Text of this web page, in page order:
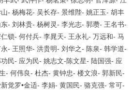
- 杨梅花- 吴长存- 景维陛- 姚正玉- 胡丰
- 刘林贵- 杨树灵- 李光志- 郭瓒- 王名书-
锁- 何付兵- 李晁天- 王永礼- 万远和- 马
- 王照华- 洪贵明- 刘华之- 陈泉- 韩学道-
民- 应为民- 姚志文-陈文星- 陆国强- 应
- 何伟良- 杜杰- 黄钟忠- 楼文浪- 郭新民-
觉罗•金适- 李娟- 黄国民- 骆克强- 常可-